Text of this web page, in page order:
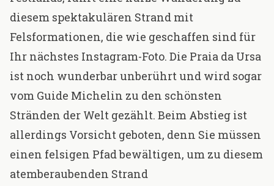
diesem spektakulären Strand mit
Felsformationen, die wie geschaffen sind für
Ihr nächstes Instagram-Foto. Die Praia da Ursa
ist noch wunderbar unberührt und wird sogar
vom Guide Michelin zu den schönsten
Stränden der Welt gezählt. Beim Abstieg ist
allerdings Vorsicht geboten, denn Sie müssen
einen felsigen Pfad bewältigen, um zu diesem
atemberaubenden Strand